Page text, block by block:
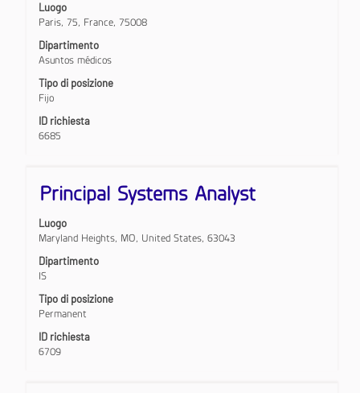
Luogo
Paris, 75, France, 75008
Dipartimento
Asuntos médicos
Tipo di posizione
Fijo
ID richiesta
6685
con
la
barra
spaziatrice
visualizzare
i
contenuti
integrali
Titolo
Principal Systems Analyst
Luogo
Maryland Heights, MO, United States, 63043
Dipartimento
IS
Tipo di posizione
Permanent
ID richiesta
6709
Effettuare
una
con
la
barra
spaziatrice
visualizzare
i
contenuti
integrali